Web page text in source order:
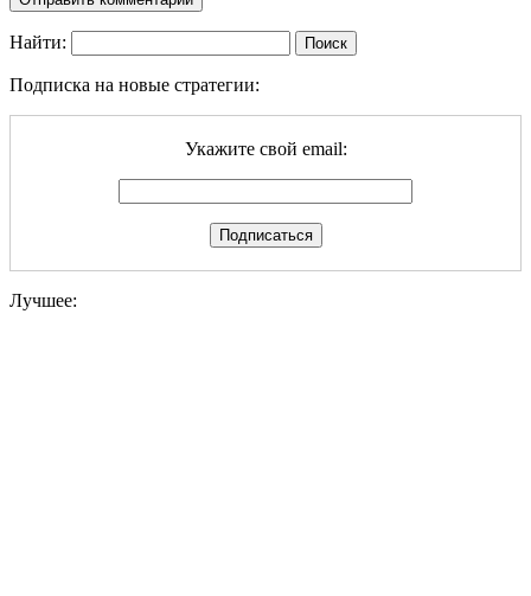
Найти:
Подписка на новые стратегии:
Укажите свой email:
Лучшее: